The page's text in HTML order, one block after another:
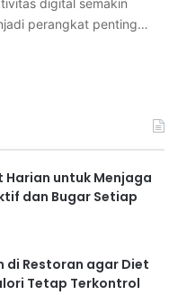
digital semakin
perangkat penting…
Harian untuk Menjaga
dan Bugar Setiap
di Restoran agar Diet
Tetap Terkontrol